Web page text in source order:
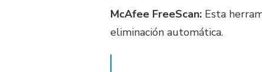
McAfee FreeScan: Esta
eliminación automática.